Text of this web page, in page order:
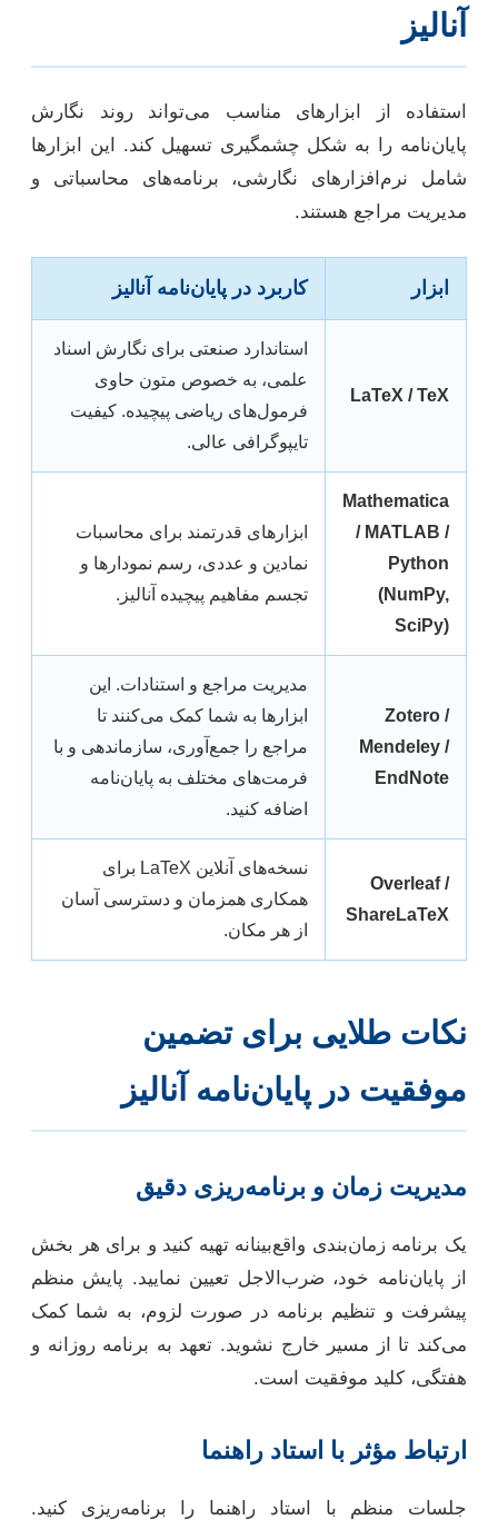
آنالیز
استفاده از ابزارهای مناسب می‌تواند روند نگارش
پایان‌نامه را به شکل چشمگیری تسهیل کند. این ابزارها
شامل نرم‌افزارهای نگارشی، برنامه‌های محاسباتی و
مدیریت مراجع هستند.
ابزار کاربرد در پایان‌نامه آنالیز
LaTeX / TeX
استاندارد صنعتی برای نگارش اسناد
علمی، به خصوص متون حاوی
فرمول‌های ریاضی پیچیده. کیفیت
تایپوگرافی عالی.
Mathematica
/ MATLAB /
Python
(NumPy,
SciPy)
ابزارهای قدرتمند برای محاسبات
نمادین و عددی، رسم نمودارها و
تجسم مفاهیم پیچیده آنالیز.
Zotero /
Mendeley /
EndNote
مدیریت مراجع و استنادات. این
ابزارها به شما کمک می‌کنند تا
مراجع را جمع‌آوری، سازماندهی و با
فرمت‌های مختلف به پایان‌نامه
اضافه کنید.
Overleaf /
ShareLaTeX
نسخه‌های آنلاین LaTeX برای
همکاری همزمان و دسترسی آسان
از هر مکان.
نکات طلایی برای تضمین
موفقیت در پایان‌نامه آنالیز
مدیریت زمان و برنامه‌ریزی دقیق
یک برنامه زمان‌بندی واقع‌بینانه تهیه کنید و برای هر بخش
از پایان‌نامه خود، ضرب‌الاجل تعیین نمایید. پایش منظم
پیشرفت و تنظیم برنامه در صورت لزوم، به شما کمک
می‌کند تا از مسیر خارج نشوید. تعهد به برنامه روزانه و
هفتگی، کلید موفقیت است.
ارتباط مؤثر با استاد راهنما
جلسات منظم با استاد راهنما را برنامه‌ریزی کنید.